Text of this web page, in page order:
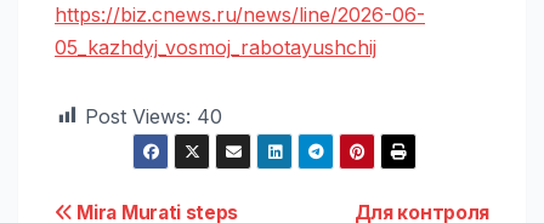
https://biz.cnews.ru/news/line/2026-06-
05_kazhdyj_vosmoj_rabotayushchij
Post Views: 40
Для контроля
Mira Murati steps